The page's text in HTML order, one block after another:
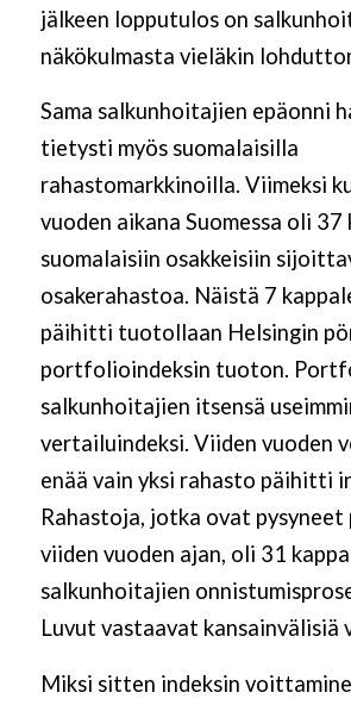
jälkeen lopputulos on
näkökulmasta vieläkin
Sama salkunhoitajien epäonni
tietysti myös suomalaisilla
rahastomarkkinoilla. Viimeksi
vuoden aikana Suomessa oli
suomalaisiin osakkeisiin
osakerahastoa. Näistä 7
päihitti tuotollaan Helsingin
portfolioindeksin tuoton.
salkunhoitajien itsensä
vertailuindeksi. Viiden vuoden
enää vain yksi rahasto päihitti
Rahastoja, jotka ovat pysyneet
viiden vuoden ajan, oli 31
salkunhoitajien
Luvut vastaavat kansainvälisiä
Miksi sitten indeksin